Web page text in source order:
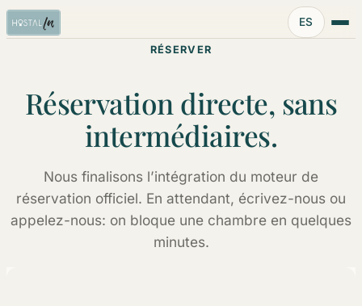
Idioma:
ES
RÉSERVER
Réservation directe, sans
intermédiaires.
Nous finalisons l’intégration du moteur de
réservation officiel. En attendant, écrivez-nous ou
appelez-nous: on bloque une chambre en quelques
minutes.